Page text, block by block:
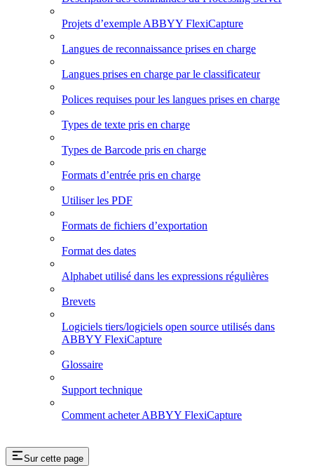
Projets d’exemple ABBYY FlexiCapture
Langues de reconnaissance prises en charge
Langues prises en charge par le classificateur
Polices requises pour les langues prises en charge
Types de texte pris en charge
Types de Barcode pris en charge
Formats d’entrée pris en charge
Utiliser les PDF
Formats de fichiers d’exportation
Format des dates
Alphabet utilisé dans les expressions régulières
Brevets
Logiciels tiers/logiciels open source utilisés dans
ABBYY FlexiCapture
Glossaire
Support technique
Comment acheter ABBYY FlexiCapture
Sur cette page